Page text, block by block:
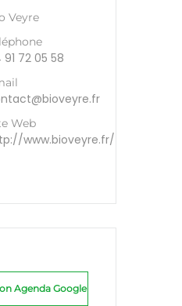
Veyre
72 05 58
Web
www.bioveyre.fr/
Agenda Google